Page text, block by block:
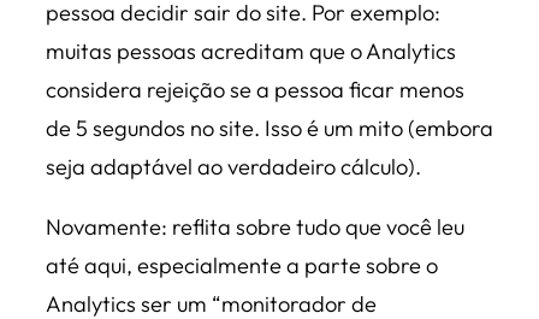
pessoa decidir sair do site. Por exemplo:
muitas pessoas acreditam que o Analytics
considera rejeição se a pessoa ficar menos
de 5 segundos no site. Isso é um mito (embora
seja adaptável ao verdadeiro cálculo).
Novamente: reflita sobre tudo que você leu
até aqui, especialmente a parte sobre o
Analytics ser um “monitorador de